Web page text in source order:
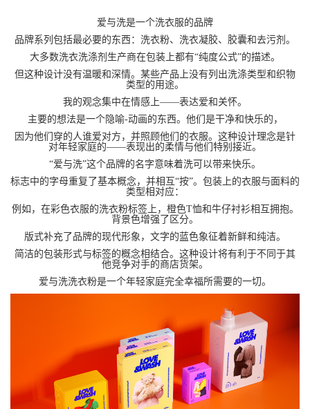
爱与洗是一个洗衣服的品牌
品牌系列包括最必要的东西：洗衣粉、洗衣凝胶、胶囊和去污剂。
大多数洗衣洗涤剂生产商在包装上都有“纯度公式”的描述。
但这种设计没有温暖和深情。某些产品上没有列出洗涤类型和织物
类型的用途。
我的观念集中在情感上——表达爱和关怀。
主要的想法是一个隐喻-动画的东西。他们是干净和快乐的，
因为他们穿的人谁爱对方，并照顾他们的衣服。这种设计理念是针
对年轻家庭的——表现出的柔情与他们特别接近。
“爱与洗”这个品牌的名字意味着洗可以带来快乐。
标志中的字母重复了基本概念，并相互“按”。包装上的衣服与面料的
类型相对应：
例如，在彩色衣服的洗衣粉标签上，橙色T恤和牛仔衬衫相互拥抱。
背景色增强了区分。
版式补充了品牌的现代形象，文字的蓝色象征着新鲜和纯洁。
简洁的包装形式与标签的概念相结合。这种设计将有利于不同于其
他竞争对手的商店货架。
爱与洗洗衣粉是一个年轻家庭完全幸福所需要的一切。